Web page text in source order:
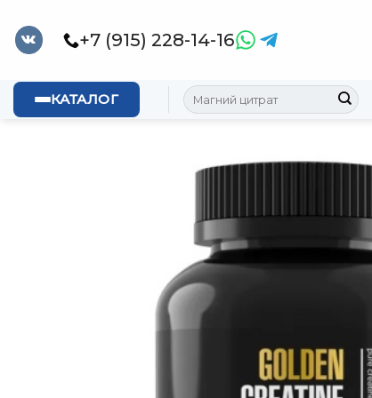
content
+7 (915) 228-14-16
КАТАЛОГ Искать: